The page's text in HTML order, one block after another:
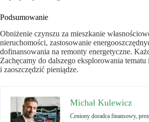
Podsumowanie
Obniżenie czynszu za mieszkanie
nieruchomości, zastosowanie
dofinansowania na remonty energetyczne.
Zachęcamy do dalszego eksplorowania
i zaoszczędzić pieniądze.
Michał Kulewicz
Ceniony doradca finansowy,